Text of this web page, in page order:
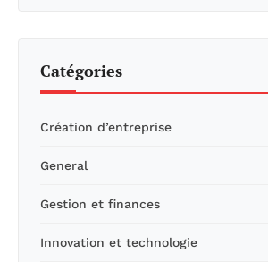
Catégories
Création d’entreprise
General
Gestion et finances
Innovation et technologie